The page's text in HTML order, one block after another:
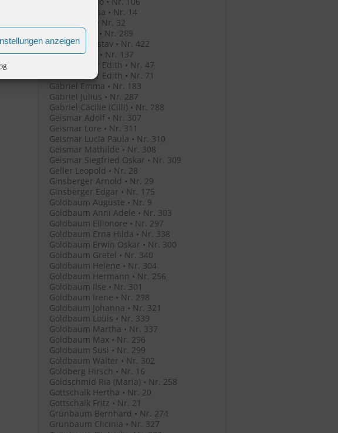
anzeigen
Fleischer Rosa • Nr. 14
Frank Klara • Nr. 32
Frank Marta • Nr. 289
Frey Karl Gustav • Nr. 422
Frost Harold • Nr. 137
Furchheimer Edith • Nr. 47
Furchheimer Edith • Nr. 71
Gabriel Emma • Nr. 183
Gabriel Julius • Nr. 287
Gabriel Cäcilie (Cilli) • Nr. 288
Geismar Adolf • Nr. 307
Geismar Lore • Nr. 311
Geismar Lucia Paula • Nr. 310
Geismar Mathilde • Nr. 308
Geismar Siegfried Oskar • Nr. 309
Geller Leopold • Nr. 28
Ginsberger Arnold • Nr. 29
Ginsberger Edgar • Nr. 175
Goldbaum Auguste • Nr. 9
Goldbaum Anni Adele • Nr. 303
Goldbaum Ellionore • Nr. 297
Goldbaum Erna Hilda • Nr. 338
Goldbaum Erwin Oskar • Nr. 300
Goldbaum Gretel • Nr. 340
Goldbaum Helene • Nr. 304
Goldbaum Hermann • Nr. 256
Goldbaum Ilse • Nr. 301
Goldbaum Irene • Nr. 298
Goldbaum Johanna • Nr. 321
Goldbaum Louis • Nr. 339
Goldbaum Martha • Nr. 337
Goldbaum Max • Nr. 296
Goldbaum Susi • Nr. 299
Goldbaum Walter • Nr. 302
Goldberg Hirsch • Nr. 16
Goldschmid Ria (Maria) • Nr. 258
Gottschalk Hertha • Nr. 20
Gottschalk Fritz • Nr. 21
Grünbaum Bernhard • Nr. 274
Grünbaum Clicinia • Nr. 327